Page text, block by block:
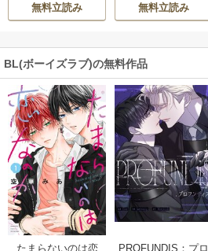
無料立読み
無料立読み
BL(ボーイズラブ)の無料作品
たまらないのは恋 PROFUNDIS：プロ